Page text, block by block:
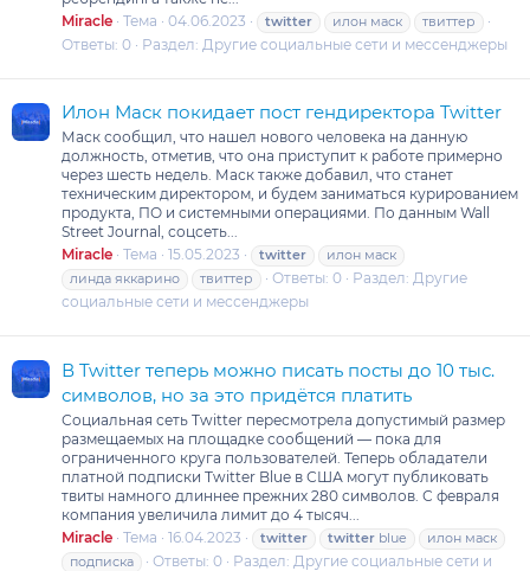
Miracle Тема 04.06.2023 twitter илон маск твиттер
Ответы: 0 Раздел: Другие социальные сети и мессенджеры
Илон Маск покидает пост гендиректора Twitter
Маск сообщил, что нашел нового человека на данную
должность, отметив, что она приступит к работе примерно
через шесть недель. Маск также добавил, что станет
техническим директором, и будем заниматься курированием
продукта, ПО и системными операциями. По данным Wall
Street Journal, соцсеть...
Miracle Тема 15.05.2023 twitter
илон маск
линда яккарино
твиттер Ответы: 0 Раздел: Другие
социальные сети и мессенджеры
В Twitter теперь можно писать посты до 10 тыс.
символов, но за это придётся платить
Социальная сеть Twitter пересмотрела допустимый размер
размещаемых на площадке сообщений — пока для
ограниченного круга пользователей. Теперь обладатели
платной подписки Twitter Blue в США могут публиковать
твиты намного длиннее прежних 280 символов. С февраля
компания увеличила лимит до 4 тысяч...
Miracle Тема 16.04.2023 twitter twitter blue
илон маск
подписка
Ответы: 0 Раздел: Другие социальные сети и